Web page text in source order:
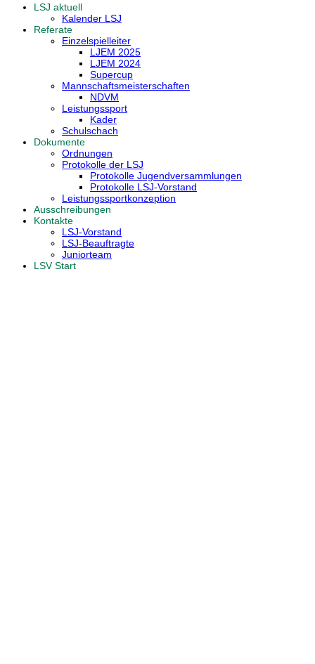
LSJ aktuell
Kalender LSJ
Referate
Einzelspielleiter
LJEM 2025
LJEM 2024
Supercup
Mannschaftsmeisterschaften
NDVM
Leistungssport
Kader
Schulschach
Dokumente
Ordnungen
Protokolle der LSJ
Protokolle Jugendversammlungen
Protokolle LSJ-Vorstand
Leistungssportkonzeption
Ausschreibungen
Kontakte
LSJ-Vorstand
LSJ-Beauftragte
Juniorteam
LSV Start